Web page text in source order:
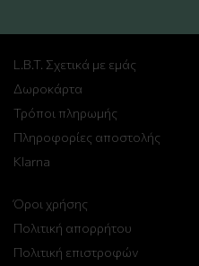
L.B.T. Σχετικά με εμάς
Δωροκάρτα
Τρόποι πληρωμής
Πληροφορίες αποστολής
Klarna
Όροι χρήσης
Πολιτική απορρήτου
Πολιτική επιστροφών